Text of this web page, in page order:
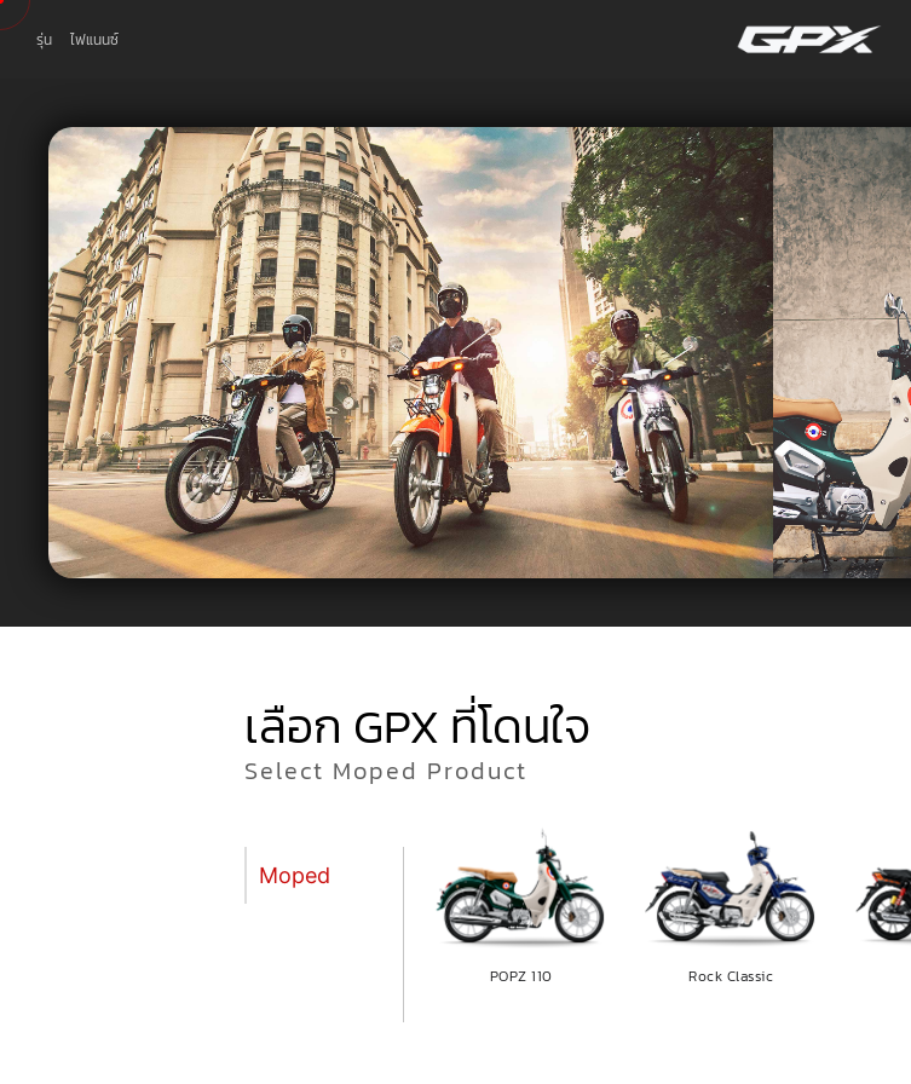
รุ่น ไฟแนนซ์
เลือก GPX ที่โดนใจ
Select Moped Product
Moped
POPZ 110 Rock Classic